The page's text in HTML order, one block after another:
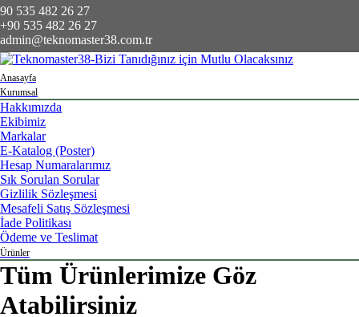
90 535 482 26 27
+90 535 482 26 27
admin@teknomaster38.com.tr
Anasayfa
Kurumsal
Hakkımızda
Ekibimiz
Markalar
E-Katalog (Poster)
Hesap Numaralarımız
Sık Sorulan Sorular
Gizlilik Sözleşmesi
Mesafeli Satış Sözleşmesi
İade Politikası
Ödeme ve Teslimat
Ürünler
Tüm Ürünlerimize Göz
Atabilirsiniz